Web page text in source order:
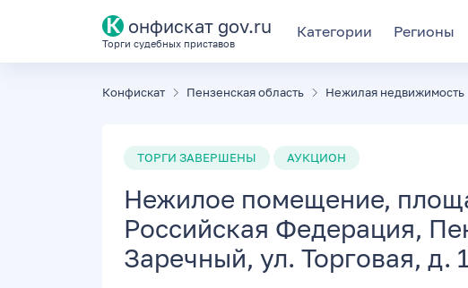
К онфискат gov.ru
Торги судебных приставов
Категории Регионы
Конфискат Пензенская область Нежилая недвижимость
ТОРГИ ЗАВЕРШЕНЫ АУКЦИОН
Нежилое помещение,
Российская Федерация,
Заречный, ул. Торговая, д.